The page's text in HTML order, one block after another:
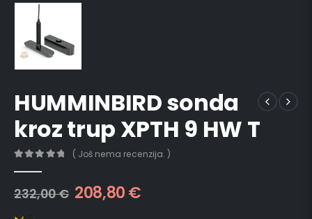
HUMMINBIRD sonda
kroz trup XPTH 9 HW T
( Još nema recenzija. )
232,00€ 208,80€